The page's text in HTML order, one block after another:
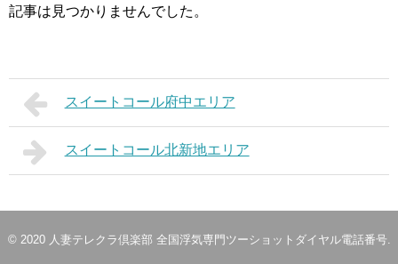
記事は見つかりませんでした。
スイートコール府中エリア
スイートコール北新地エリア
© 2020 人妻テレクラ倶楽部 全国浮気専門ツーショットダイヤル電話番号.